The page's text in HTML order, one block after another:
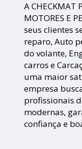
A CHECKMAT
MOTORES E
seus clientes
reparo, Auto
do volante,
carros e
uma maior
empresa
profissionais
modernas,
confiança e